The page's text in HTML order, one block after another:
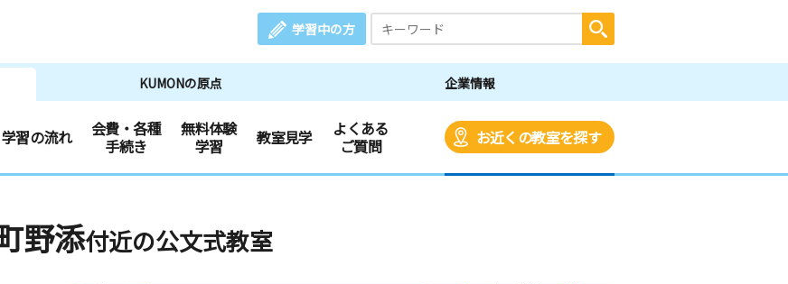
学習中の方
KUMONの原点 企業情報
学習の流れ
会費・各種
手続き
無料体験
学習
教室見学
よくある
ご質問
お近くの教室を探す
野添付近の公文式教室